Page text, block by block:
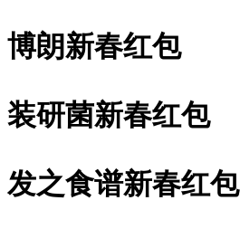
博朗新春红包
装研菌新春红包
发之食谱新春红包